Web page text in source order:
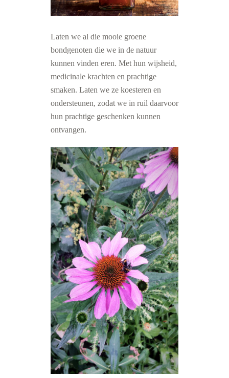
Laten we al die mooie groene
bondgenoten die we in de natuur
kunnen vinden eren. Met hun wijsheid,
medicinale krachten en prachtige
smaken. Laten we ze koesteren en
ondersteunen, zodat we in ruil daarvoor
hun prachtige geschenken kunnen
ontvangen.